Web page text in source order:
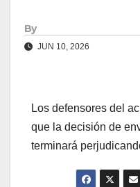
By
JUN 10, 2026
Los defensores del
que la decisión de
terminará